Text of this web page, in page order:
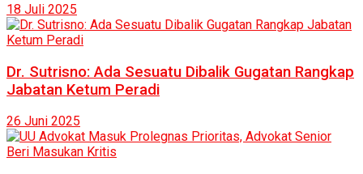
18 Juli 2025
Dr. Sutrisno: Ada Sesuatu Dibalik Gugatan Rangkap
Jabatan Ketum Peradi
26 Juni 2025